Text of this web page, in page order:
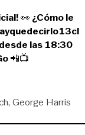
👀 ¿Cómo le
las 18:30
📲📺
George Harris